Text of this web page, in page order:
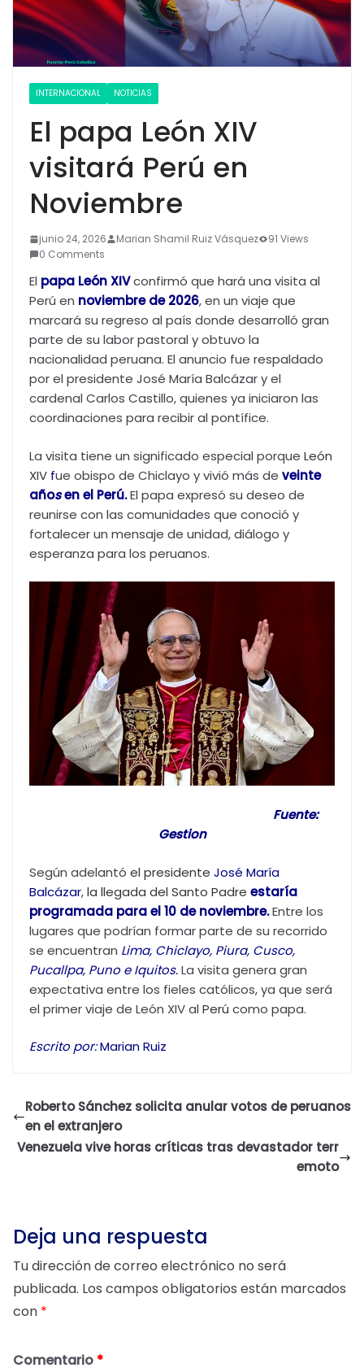
INTERNACIONAL NOTICIAS
El papa León XIV
visitará Perú en
Noviembre
junio 24, 2026 Marian Shamil Ruiz Vásquez
91 Views
0 Comments
El papa León XIVconfirmó que hará una visita al
Perú en noviembre de 2026, en un viaje que
marcará su regreso al país donde desarrolló gran
parte de su labor pastoral y obtuvo la
nacionalidad peruana. El anuncio fue respaldado
por el presidente José María Balcázar y el
cardenal Carlos Castillo, quienes ya iniciaron las
coordinaciones para recibir al pontífice.
La visita tiene un significado especial porque León
XIV fue obispo de Chiclayo y vivió más de veinte
añosen el Perú.El papa expresó su deseo de
reunirse con las comunidades que conoció y
fortalecer un mensaje de unidad, diálogo y
esperanza para los peruanos.
Fuente:
Gestion
Según adelantó el presidente José María
Balcázar,la llegada del Santo Padre estaría
programada para el 10 de noviembre.Entre los
lugares que podrían formar parte de su recorrido
se encuentran Lima, Chiclayo, Piura, Cusco,
Pucallpa, Puno e Iquitos.La visita genera gran
expectativa entre los fieles católicos, ya que será
el primer viaje de León XIV al Perú como papa.
Escrito por:Marian Ruiz
Roberto Sánchez solicita anular votos de peruanos
en el extranjero
Venezuela vive horas críticas tras devastador terr
emoto
Deja una respuesta
Tu dirección de correo electrónico no será
publicada. Los campos obligatorios están marcados
con *
Comentario *